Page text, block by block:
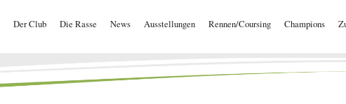
Der Club Die Rasse News Ausstellungen Rennen/Coursing Champions